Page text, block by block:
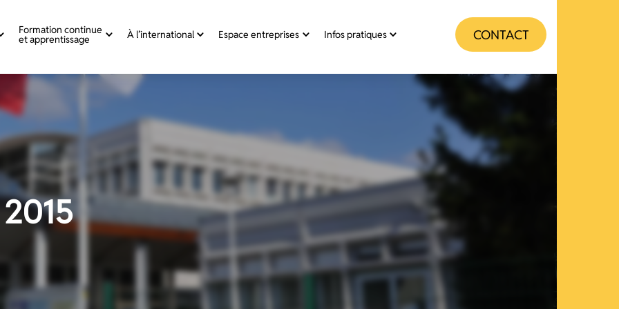
Formation continue
et apprentissage À l’international Espace entreprises Infos pratiques CONTACT